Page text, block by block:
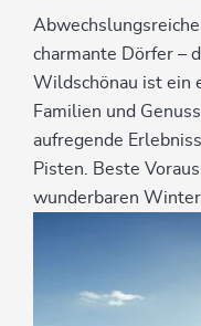
charmante Dörfer –
Wildschönau ist ein
Familien und
aufregende
Pisten. Beste
wunderbaren